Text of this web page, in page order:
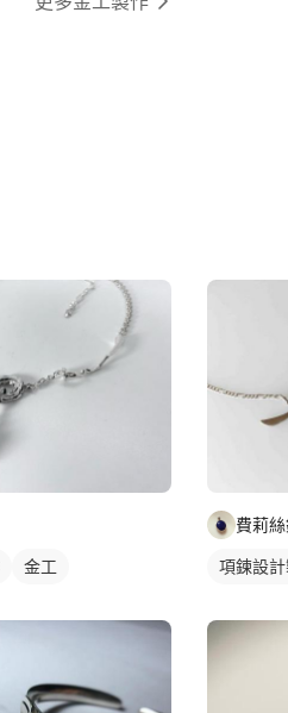
金工
費莉
項鍊設